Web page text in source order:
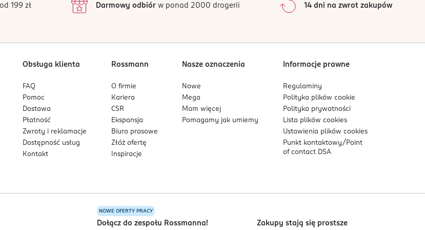
1
0%
Sortowanie wgdata: od najnowszej
od 199 zł Darmowy odbiórw ponad 2000 drogerii 14 dni na zwrot zakupów
Obsługa klienta
FAQ
Pomoc
Dostawa
Płatność
Zwroty i reklamacje
Dostępność usług
Kontakt
Rossmann
O firmie
Kariera
CSR
Ekspansja
Biuro prasowe
Złóż ofertę
Inspiracje
Nasze oznaczenia
Nowe
Mega
Mam więcej
Pomagamy jak umiemy
Informacje prawne
Regulaminy
Polityka plikówcookie
Polityka prywatności
Lista plikówcookies
Ustawienia plikówcookies
Punkt kontaktowy/ Point
of contact DSA
NOWE OFERTY PRACY
Dołącz do zespołu Rossmanna! Zakupy stają się prostsze